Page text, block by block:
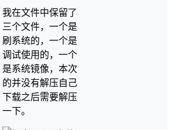
我在文件中保留了
三个文件，一个是
刷系统的，一个是
调试使用的，一个
是系统镜像，本次
的并没有解压自己
下载之后需要解压
一下。